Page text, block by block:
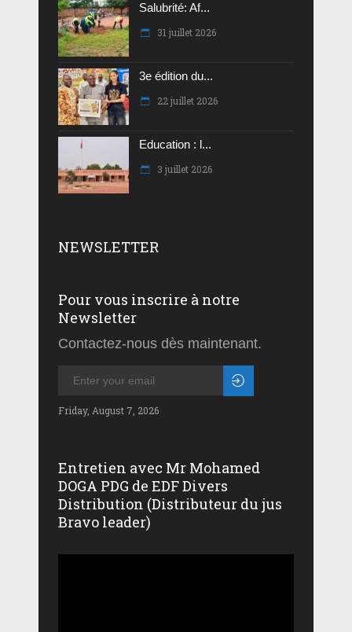
Salubrité: Af...
31 juillet 2026
3e édition du...
22 juillet 2026
Education : l...
3 juillet 2026
NEWSLETTER
Pour vous inscrire à notre
Newsletter
Contactez-nous dès maintenant.
Friday, August 7, 2026
Entretien avec Mr Mohamed
DOGA PDG de EDF Divers
Distribution (Distributeur du jus
Bravo leader)